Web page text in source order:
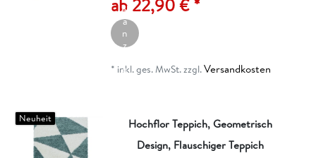
ab 22,90 € *
el
a
n
z
g
* inkl. ges. MwSt.zzgl.Versandkosten
Neuheit
Hochflor Teppich, Geometrisch
Design, Flauschiger Teppich